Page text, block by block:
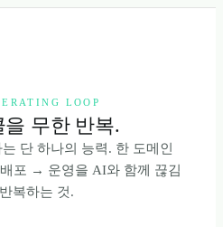
LOOP
무한 반복.
단 하나의 능력. 한 도메인
포 → 운영을 AI와 함께 끊김
복하는 것.